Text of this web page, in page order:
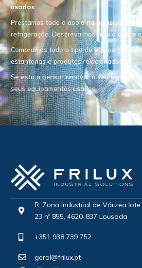
usados
Prestamos todo o apoio na aquisição de
refrigeração. Descreva-nos aquilo que
Compramos todo o tipo de equipamentos
estanterias e produtos relacionados.
Se esta a pensar renovar o seu espaço,
seus equipamentos usados.
R. Zona Industrial de Várzea lote
23 nº 855, 4620-837 Lousada
+351 938 739 752
geral@frilux.pt